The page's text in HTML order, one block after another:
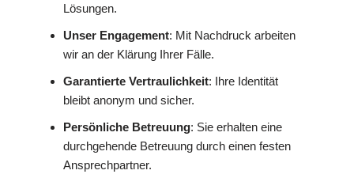
Lösungen.
Unser Engagement: Mit Nachdruck arbeiten
wir an der Klärung Ihrer Fälle.
Garantierte Vertraulichkeit: Ihre Identität
bleibt anonym und sicher.
Persönliche Betreuung: Sie erhalten eine
durchgehende Betreuung durch einen festen
Ansprechpartner.